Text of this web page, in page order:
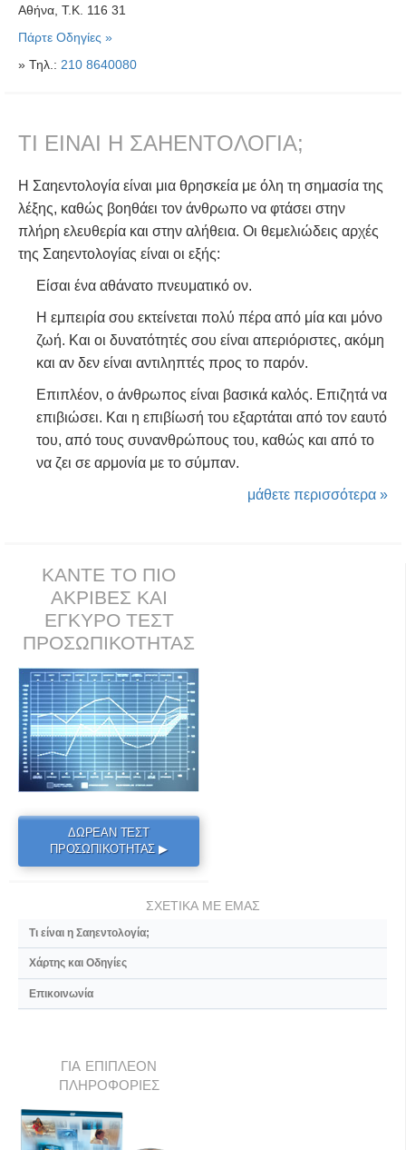
Αθήνα, Τ.Κ. 116 31
Πάρτε Οδηγίες »
» Τηλ.: 210 8640080
ΤΙ ΕΙΝΑΙ Η ΣΑΗΕΝΤΟΛΟΓΙΑ;
Η Σαηεντολογία είναι μια θρησκεία με όλη τη σημασία της
λέξης, καθώς βοηθάει τον άνθρωπο να φτάσει στην
πλήρη ελευθερία και στην αλήθεια. Οι θεμελιώδεις αρχές
της Σαηεντολογίας είναι οι εξής:
Είσαι ένα αθάνατο πνευματικό ον.
Η εμπειρία σου εκτείνεται πολύ πέρα από μία και μόνο
ζωή. Και οι δυνατότητές σου είναι απεριόριστες, ακόμη
και αν δεν είναι αντιληπτές προς το παρόν.
Επιπλέον, ο άνθρωπος είναι βασικά καλός. Επιζητά να
επιβιώσει. Και η επιβίωσή του εξαρτάται από τον εαυτό
του, από τους συνανθρώπους του, καθώς και από το
να ζει σε αρμονία με το σύμπαν.
μάθετε περισσότερα »
ΚΑΝΤΕ ΤΟ ΠΙΟ
ΑΚΡΙΒΕΣ ΚΑΙ
ΕΓΚΥΡΟ ΤΕΣΤ
ΠΡΟΣΩΠΙΚΟΤΗΤΑΣ
ΔΩΡΕΑΝ ΤΕΣΤ
ΠΡΟΣΩΠΙΚΟΤΗΤΑΣ ▶
ΣΧΕΤΙΚΑ ΜΕ ΕΜΑΣ
Τι είναι η Σαηεντολογία;
Χάρτης και Οδηγίες
Επικοινωνία
ΓΙΑ ΕΠΙΠΛΕΟΝ
ΠΛΗΡΟΦΟΡΙΕΣ